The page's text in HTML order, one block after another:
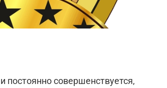
совершенствуется,